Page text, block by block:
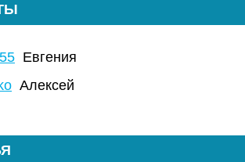
Евгения
Алексей